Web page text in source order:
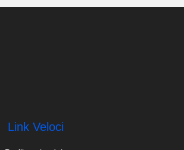
Link Veloci